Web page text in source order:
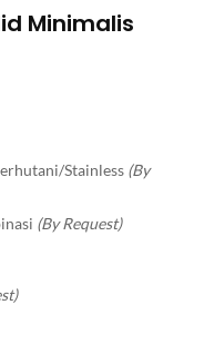
Minimalis
Stainless (By
(By Request)